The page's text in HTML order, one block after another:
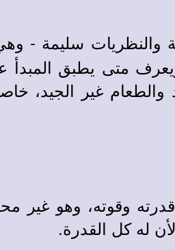
سليمة - وهي
متى يطبق المبدأ
والطعام غير الجيد،
وقوته، وهو غير
له كل القدرة.